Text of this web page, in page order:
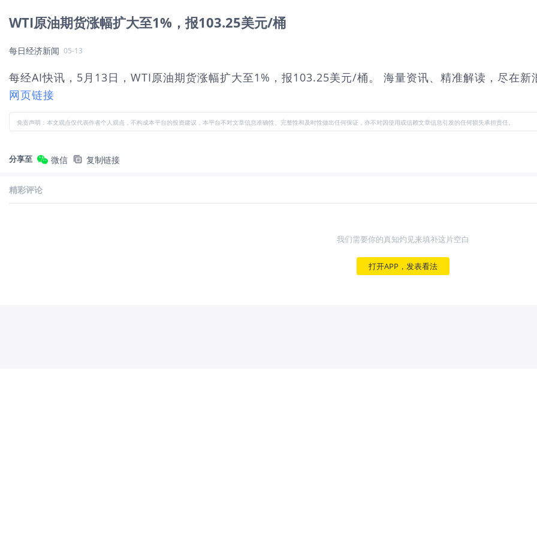
WTI原油期货涨幅扩大至1%，报103.25美元/桶
每日经济新闻 05-13
每经AI快讯，5月13日，WTI原油期货涨幅扩大至1%，报103.25美元/桶。 海量资讯、精准解读，尽在新
网页链接
免责声明：本文观点仅代表作者个人观点，不构成本平台的投资建议，本平台不对文章信息准确性、完整性和及时性做出任何保证，亦不对因使用或信赖文章信息引发的任何损失承担责任。
分享至 微信 复制链接
精彩评论
我们需要你的真知灼见来填补这片空白
打开APP，发表看法